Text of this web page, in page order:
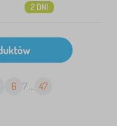
2 DNI
6 7 ... 47